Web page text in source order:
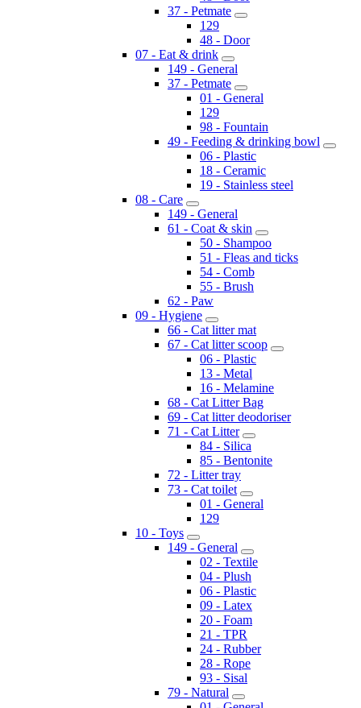
37 - Petmate
129
48 - Door
07 - Eat & drink
149 - General
37 - Petmate
01 - General
129
98 - Fountain
49 - Feeding & drinking bowl
06 - Plastic
18 - Ceramic
19 - Stainless steel
08 - Care
149 - General
61 - Coat & skin
50 - Shampoo
51 - Fleas and ticks
54 - Comb
55 - Brush
62 - Paw
09 - Hygiene
66 - Cat litter mat
67 - Cat litter scoop
06 - Plastic
13 - Metal
16 - Melamine
68 - Cat Litter Bag
69 - Cat litter deodoriser
71 - Cat Litter
84 - Silica
85 - Bentonite
72 - Litter tray
73 - Cat toilet
01 - General
129
10 - Toys
149 - General
02 - Textile
04 - Plush
06 - Plastic
09 - Latex
20 - Foam
21 - TPR
24 - Rubber
28 - Rope
93 - Sisal
79 - Natural